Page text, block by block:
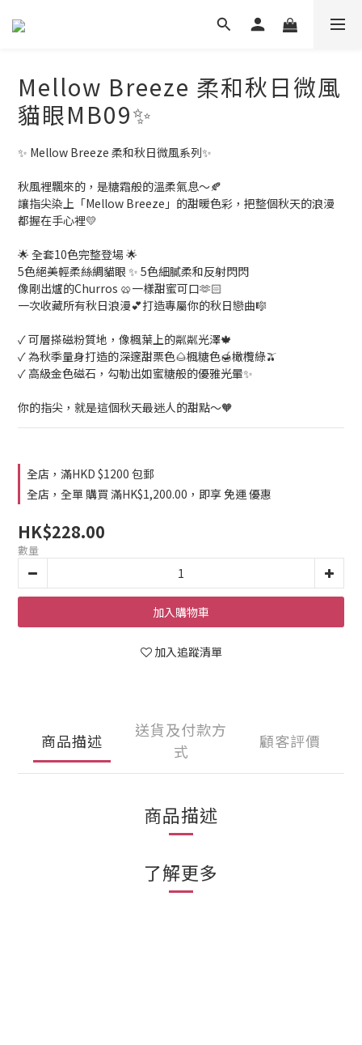
Mellow Breeze 柔和秋日微風
貓眼MB09✨
✨ Mellow Breeze 柔和秋日微風系列✨
秋風裡飄來的，是糖霜般的溫柔氣息～🍂
讓指尖染上「Mellow Breeze」的甜暖色彩，把整個秋天的浪漫
都握在手心裡💛
🌟 全套10色完整登場 🌟
5色絕美輕柔絲綢貓眼 ✨ 5色細膩柔和反射閃閃
像剛出爐的Churros 🥨一樣甜蜜可口🫶🏻
一次收藏所有秋日浪漫💕打造專屬你的秋日戀曲🎼
✓ 可層搽磁粉質地，像楓葉上的粼粼光澤🍁
✓ 為秋季量身打造的深邃甜栗色🌰楓糖色🍯橄欖綠🫒
✓ 高級金色磁石，勾勒出如蜜糖般的優雅光暈✨
你的指尖，就是這個秋天最迷人的甜點～🧡
全店，滿HKD $1200 包郵
全店，全單 購買 滿HK$1,200.00，即享 免運 優惠
HK$228.00
數量
加入購物車
加入追蹤清單
商品描述
送貨及付款方
式
顧客評價
商品描述
了解更多